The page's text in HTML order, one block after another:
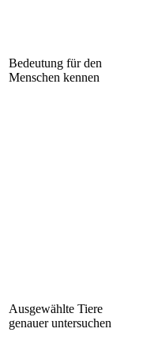
Bedeutung für den
Menschen kennen
Ausgewählte Tiere
genauer untersuchen